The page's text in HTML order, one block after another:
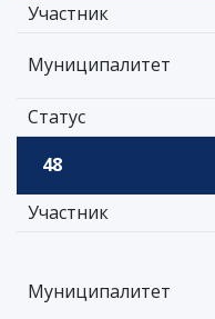
Участник
Муниципалитет
Статус
48
Участник
Муниципалитет